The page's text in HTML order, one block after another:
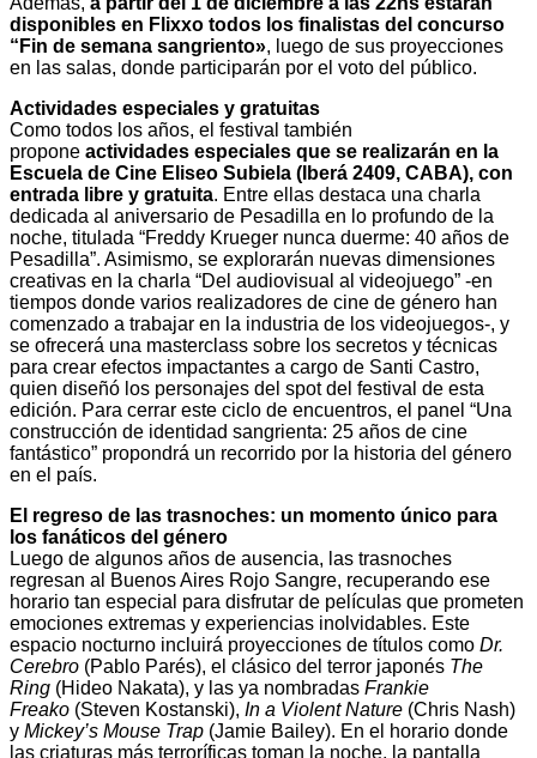
disponibles en Flixxo todos los finalistas del concurso
“Fin de semana sangriento», luego de sus proyecciones
en las salas, donde participarán por el voto del público.
Actividades especiales y gratuitas
Como todos los años, el festival también
propone actividades especiales que se realizarán en la
Escuela de Cine Eliseo Subiela (Iberá 2409, CABA), con
entrada libre y gratuita. Entre ellas destaca una charla
dedicada al aniversario de Pesadilla en lo profundo de la
noche, titulada “Freddy Krueger nunca duerme: 40 años de
Pesadilla”. Asimismo, se explorarán nuevas dimensiones
creativas en la charla “Del audiovisual al videojuego” -en
tiempos donde varios realizadores de cine de género han
comenzado a trabajar en la industria de los videojuegos-, y
se ofrecerá una masterclass sobre los secretos y técnicas
para crear efectos impactantes a cargo de Santi Castro,
quien diseñó los personajes del spot del festival de esta
edición. Para cerrar este ciclo de encuentros, el panel “Una
construcción de identidad sangrienta: 25 años de cine
fantástico” propondrá un recorrido por la historia del género
en el país.
El regreso de las trasnoches: un momento único para
los fanáticos del género
Luego de algunos años de ausencia, las trasnoches
regresan al Buenos Aires Rojo Sangre, recuperando ese
horario tan especial para disfrutar de películas que prometen
emociones extremas y experiencias inolvidables. Este
espacio nocturno incluirá proyecciones de títulos como Dr.
Cerebro (Pablo Parés), el clásico del terror japonés The
Ring (Hideo Nakata), y las ya nombradas Frankie
Freako (Steven Kostanski), In a Violent Nature (Chris Nash)
y Mickey’s Mouse Trap (Jamie Bailey). En el horario donde
las criaturas más terroríficas toman la noche, la pantalla